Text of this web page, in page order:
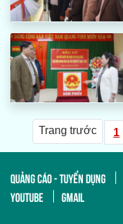
Trang trước 1
QUẢNG CÁO - TUYỂN DỤNG
YOUTUBE
GMAIL